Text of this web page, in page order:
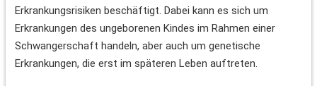
Erkrankungsrisiken beschäftigt. Dabei kann es sich um
Erkrankungen des ungeborenen Kindes im Rahmen einer
Schwangerschaft handeln, aber auch um genetische
Erkrankungen, die erst im späteren Leben auftreten.